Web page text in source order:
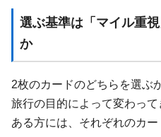
選ぶ基準は「マイル重
か
2枚のカードのどちらを選ぶ
旅行の目的によって変わっ
ある方には、それぞれのカー